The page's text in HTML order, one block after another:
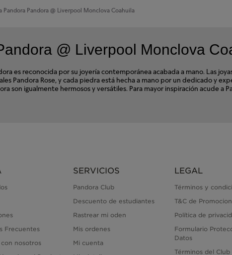
Pandora Pandora @ Liverpool Monclova Coahuila
@ Liverpool Monclova
es reconocida por su joyería contemporánea acabada a mano. Las
Pandora Rose, y cada piedra está hecha a mano por un dedicado y
son igualmente hermosos y versátiles. Para mayor inspiración acude a
Frecuentes
nosotros
SERVICIOS
Pandora Club
Descuento de estudiantes
Rastrear mi oden
Mis ordenes
Mi cuenta
LEGAL
Términos y
T&C de
Política de
Formulario
Datos
Términos del Club